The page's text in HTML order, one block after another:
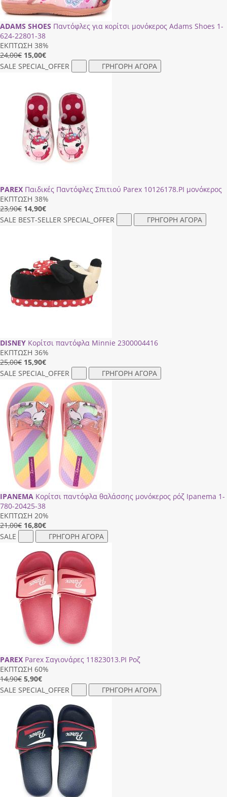
ADAMS SHOES Παντόφλες για κορίτσι μονόκερος Adams Shoes 1-
624-22801-38
ΕΚΠΤΩΣΗ 38%
24,00€ 15,00€
SALE SPECIAL_OFFER ΓΡΗΓΟΡΗ ΑΓΟΡΑ
PAREX Παιδικές Παντόφλες Σπιτιού Parex 10126178.ΡΙ μονόκερος
ΕΚΠΤΩΣΗ 38%
23,90€ 14,90€
SALE BEST-SELLER SPECIAL_OFFER ΓΡΗΓΟΡΗ ΑΓΟΡΑ
DISNEY Κορίτσι παντόφλα Minnie 2300004416
ΕΚΠΤΩΣΗ 36%
25,00€ 15,90€
SALE SPECIAL_OFFER ΓΡΗΓΟΡΗ ΑΓΟΡΑ
IPANEMA Κορίτσι παντόφλα θαλάσσης μονόκερος ρόζ Ipanema 1-
780-20425-38
ΕΚΠΤΩΣΗ 20%
21,00€ 16,80€
SALE
ΓΡΗΓΟΡΗ ΑΓΟΡΑ
PAREX Parex Σαγιονάρες 11823013.PI Ροζ
ΕΚΠΤΩΣΗ 60%
14,90€ 5,90€
SALE SPECIAL_OFFER ΓΡΗΓΟΡΗ ΑΓΟΡΑ